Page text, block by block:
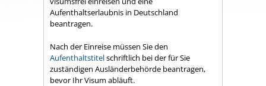
Aufenthaltserlaubnis in Deutschland
beantragen.
Nach der Einreise müssen Sie den
Aufenthaltstitelschriftlich bei der für Sie
zuständigen Ausländerbehörde beantragen,
bevor Ihr Visum abläuft.